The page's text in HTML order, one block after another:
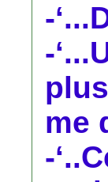
-
-
me
-